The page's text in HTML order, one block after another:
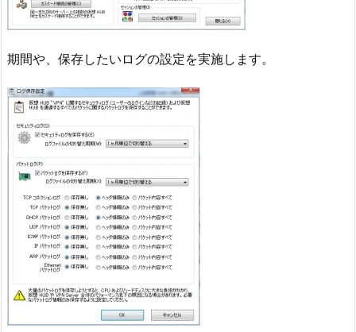
期間や、保存したいログの設定を実施します。